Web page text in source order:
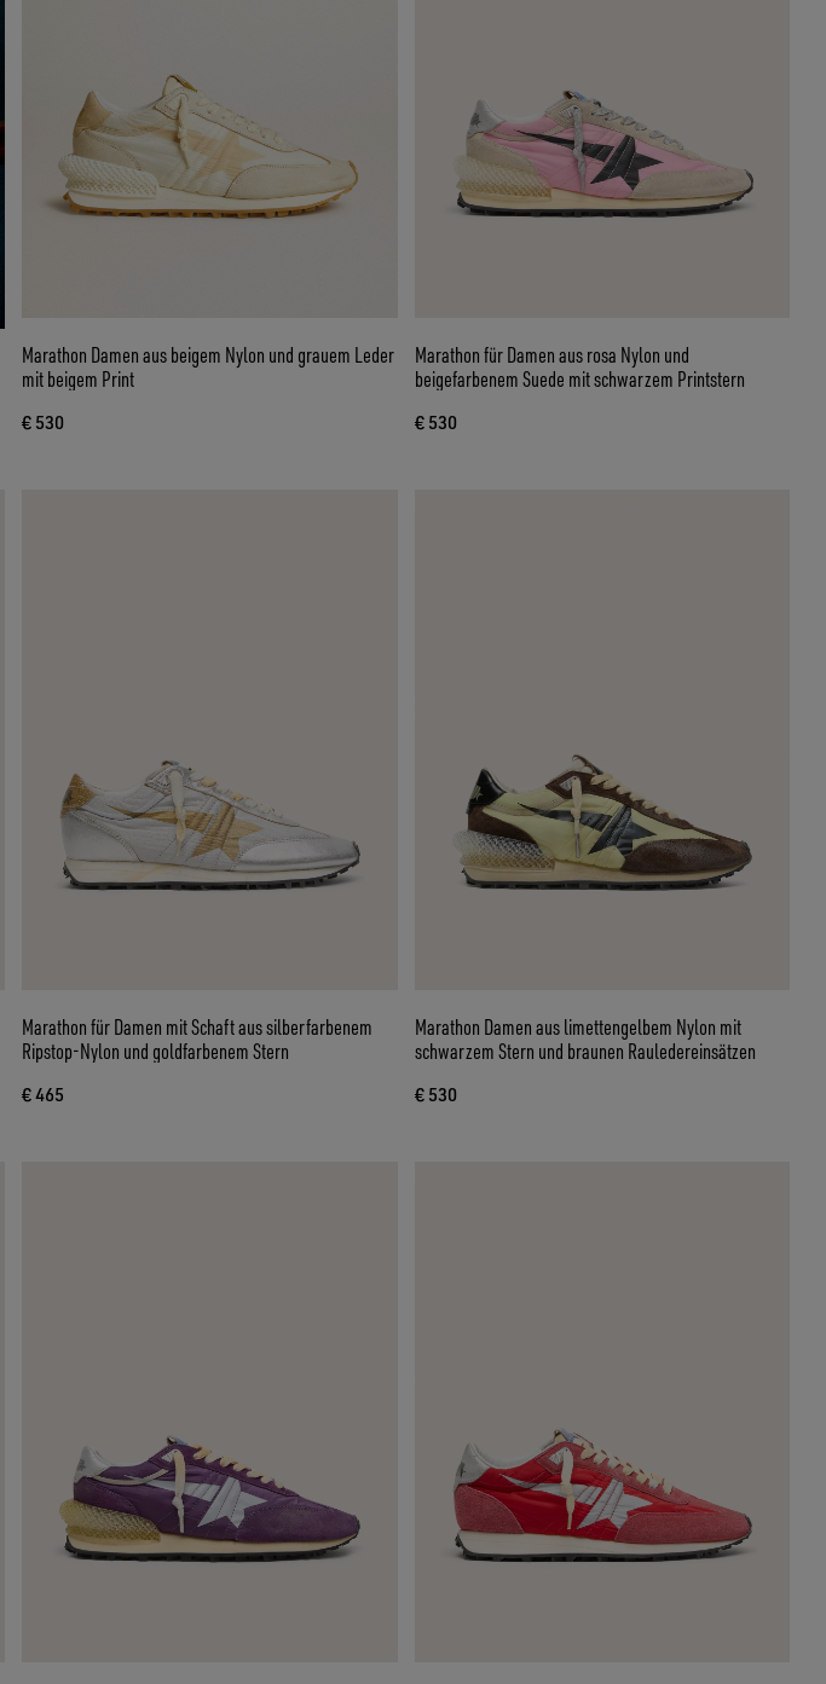
Marathon Damen aus beigem Nylon und grauem Leder
mit beigem Print
€ 530
Marathon für Damen aus rosa Nylon und
beigefarbenem Suede mit schwarzem Printstern
€ 530
Marathon für Damen mit Schaft aus silberfarbenem
Ripstop-Nylon und goldfarbenem Stern
€ 465
Marathon Damen aus limettengelbem Nylon mit
schwarzem Stern und braunen Rauledereinsätzen
€ 530